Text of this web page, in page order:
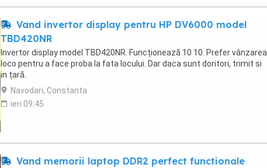
Vand invertor display pentru HP DV6000 model
TBD420NR
Invertor display model TBD420NR. Funcționează 10 10. Prefer vânzarea
loco pentru a face proba la fata locului. Dar daca sunt doritori, trimit si
in țară.
Navodari, Constanta
ieri 09:45
Vand memorii laptop DDR2 perfect functionale